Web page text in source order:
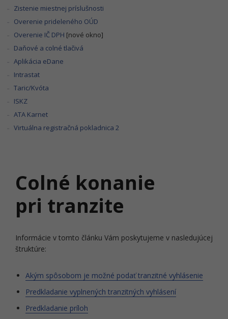
Zistenie miestnej príslušnosti
Overenie prideleného OÚD
Overenie IČ DPH [nové okno]
Daňové a colné tlačivá
Aplikácia eDane
Intrastat
Taric/Kvóta
ISKZ
ATA Karnet
Virtuálna registračná pokladnica 2
Colné konanie
pri tranzite
Informácie v tomto článku Vám poskytujeme v nasledujúcej
štruktúre:
Akým spôsobom je možné podať tranzitné vyhlásenie
Predkladanie vyplnených tranzitných vyhlásení
Predkladanie príloh